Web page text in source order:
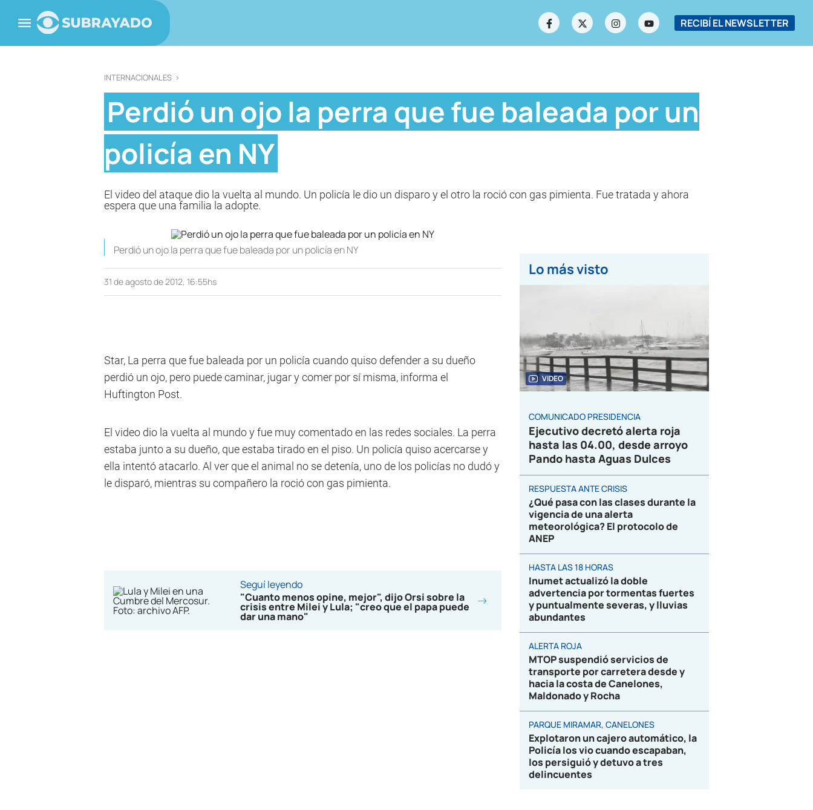
RECIBÍ EL NEWSLETTER
INTERNACIONALES >
Perdió un ojo la perra que fue baleada por un
policía en NY
El video del ataque dio la vuelta al mundo. Un policía le dio un disparo y el otro la roció con gas pimienta. Fue tratada y ahora
espera que una familia la adopte.
Perdió un ojo la perra que fue baleada por un policía en NY
31 de agosto de 2012, 16:55hs
Star, La perra que fue baleada por un policía cuando quiso defender a su dueño
perdió un ojo, pero puede caminar, jugar y comer por sí misma, informa el
Huftington Post.
El video dio la vuelta al mundo y fue muy comentado en las redes sociales. La perra
estaba junto a su dueño, que estaba tirado en el piso. Un policía quiso acercarse y
ella intentó atacarlo. Al ver que el animal no se detenía, uno de los policías no dudó y
le disparó, mientras su compañero la roció con gas pimienta.
Seguí leyendo
"Cuanto menos opine, mejor", dijo Orsi sobre la
crisis entre Milei y Lula; "creo que el papa puede
dar una mano"
Lo más visto
VIDEO
COMUNICADO PRESIDENCIA
Ejecutivo decretó alerta roja
hasta las 04.00, desde arroyo
Pando hasta Aguas Dulces
RESPUESTA ANTE CRISIS
¿Qué pasa con las clases durante la
vigencia de una alerta
meteorológica? El protocolo de
ANEP
HASTA LAS 18 HORAS
Inumet actualizó la doble
advertencia por tormentas fuertes
y puntualmente severas, y lluvias
abundantes
ALERTA ROJA
MTOP suspendió servicios de
transporte por carretera desde y
hacia la costa de Canelones,
Maldonado y Rocha
PARQUE MIRAMAR, CANELONES
Explotaron un cajero automático, la
Policía los vio cuando escapaban,
los persiguió y detuvo a tres
delincuentes